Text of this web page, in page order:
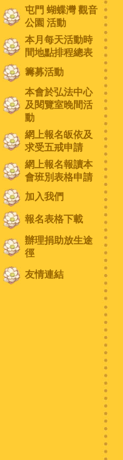
屯門 蝴蝶灣 觀音
公園 活動
本月每天活動時
間地點排程總表
籌募活動
本會於弘法中心
及閱覽室晚間活
動
網上報名皈依及
求受五戒申請
網上報名報讀本
會班別表格申請
加入我們
報名表格下載
辦理捐助放生途
徑
友情連結